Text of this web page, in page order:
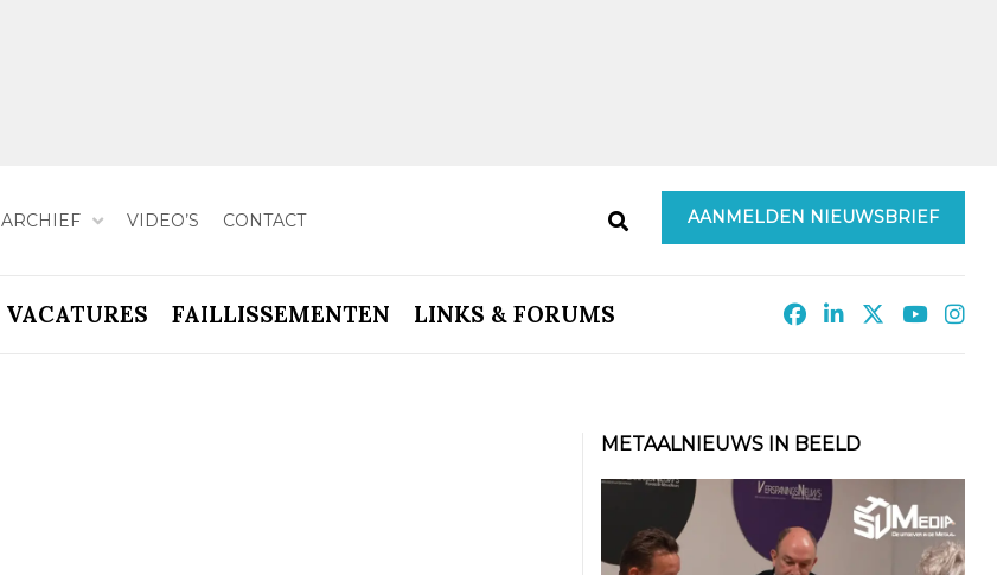
ARCHIEF VIDEO’S CONTACT AANMELDEN NIEUWSBRIEF
VACATURES FAILLISSEMENTEN LINKS & FORUMS
METAALNIEUWS IN BEELD